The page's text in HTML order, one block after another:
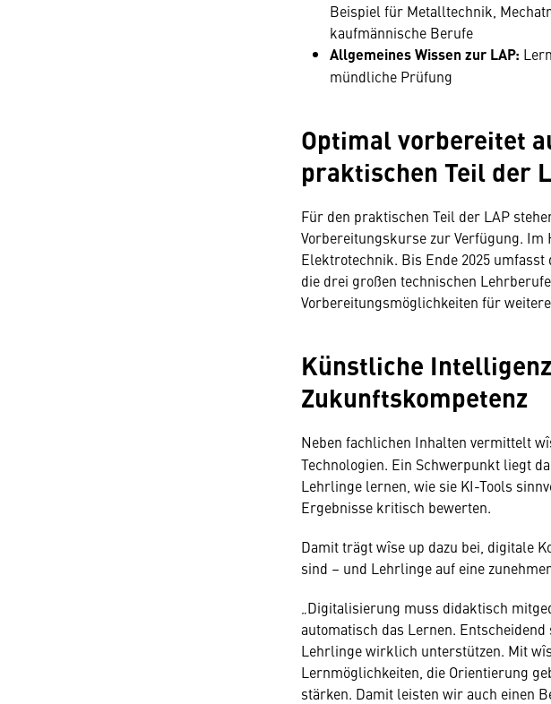
Beispiel für Metalltechnik,
kaufmännische Berufe
Allgemeines Wissen zur LAP:
mündliche Prüfung
Optimal vorbereitet
praktischen Teil der
Für den praktischen Teil der LAP
Vorbereitungskurse zur Verfügung.
Elektrotechnik. Bis Ende 2025
die drei großen technischen
Vorbereitungsmöglichkeiten für
Künstliche
Zukunftskompetenz
Neben fachlichen Inhalten vermittelt
Technologien. Ein Schwerpunkt liegt
Lehrlinge lernen, wie sie KI-Tools
Ergebnisse kritisch bewerten.
Damit trägt wîse up dazu bei, digitale
sind – und Lehrlinge auf eine
„Digitalisierung muss didaktisch
automatisch das Lernen.
Lehrlinge wirklich unterstützen. Mit
Lernmöglichkeiten, die Orientierung
stärken. Damit leisten wir auch einen